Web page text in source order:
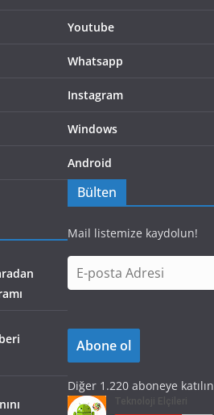
Youtube
Whatsapp
Instagram
Windows
Android
Bülten
Mail listemize kaydolun!
-
o
t
a
A
Abone ol
Diğer 1.220 aboneye katılın